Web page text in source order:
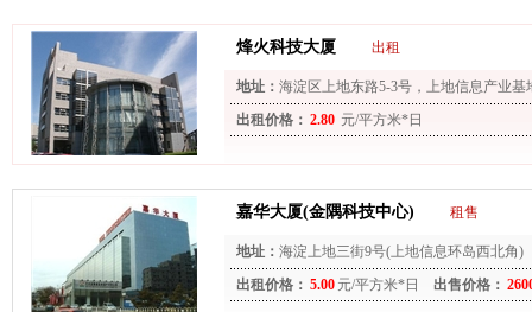
烽火科技大厦 出租
地址： 海淀区上地东路5-3号，上地信息产业基
出租价格： 2.80 元/平方米*日
嘉华大厦(金隅科技中心) 租售
地址： 海淀上地三街9号(上地信息环岛西北角)
出租价格： 5.00 元/平方米*日 出售价格：